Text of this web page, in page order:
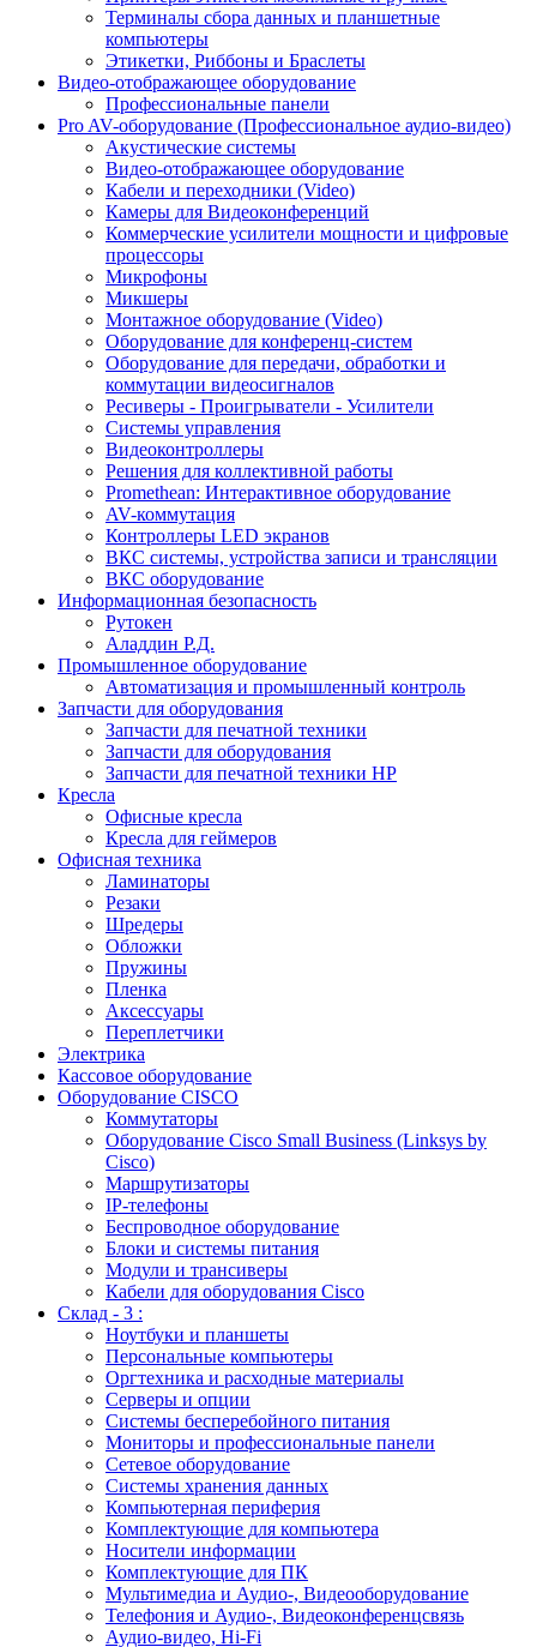
Терминалы сбора данных и планшетные
компьютеры
Этикетки, Риббоны и Браслеты
Видео-отображающее оборудование
Профессиональные панели
Pro AV-оборудование (Профессиональное аудио-видео)
Акустические системы
Видео-отображающее оборудование
Кабели и переходники (Video)
Камеры для Видеоконференций
Коммерческие усилители мощности и цифровые
процессоры
Микрофоны
Микшеры
Монтажное оборудование (Video)
Оборудование для конференц-систем
Оборудование для передачи, обработки и
коммутации видеосигналов
Ресиверы - Проигрыватели - Усилители
Системы управления
Видеоконтроллеры
Решения для коллективной работы
Promethean: Интерактивное оборудование
AV-коммутация
Контроллеры LED экранов
ВКС системы, устройства записи и трансляции
ВКС оборудование
Информационная безопасность
Рутокен
Аладдин Р.Д.
Промышленное оборудование
Автоматизация и промышленный контроль
Запчасти для оборудования
Запчасти для печатной техники
Запчасти для оборудования
Запчасти для печатной техники HP
Кресла
Офисные кресла
Кресла для геймеров
Офисная техника
Ламинаторы
Резаки
Шредеры
Обложки
Пружины
Пленка
Аксессуары
Переплетчики
Электрика
Кассовое оборудование
Оборудование CISCO
Коммутаторы
Оборудование Cisco Small Business (Linksys by
Cisco)
Маршрутизаторы
IP-телефоны
Беспроводное оборудование
Блоки и системы питания
Модули и трансиверы
Кабели для оборудования Cisco
Склад - 3 :
Ноутбуки и планшеты
Персональные компьютеры
Оргтехника и расходные материалы
Серверы и опции
Системы бесперебойного питания
Мониторы и профессиональные панели
Сетевое оборудование
Системы хранения данных
Компьютерная периферия
Комплектующие для компьютера
Носители информации
Комплектующие для ПК
Мультимедиа и Аудио-, Видеооборудование
Телефония и Аудио-, Видеоконференцсвязь
Аудио-видео, Hi-Fi